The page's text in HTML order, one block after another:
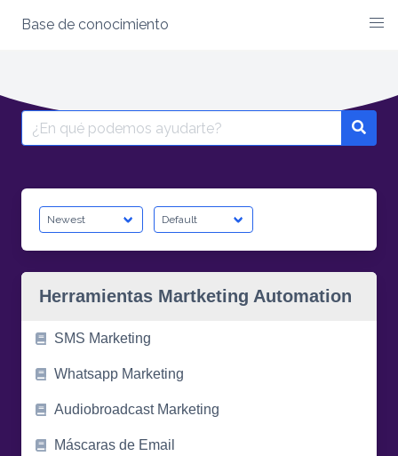
content
Base de conocimiento
Search
for:
Herramientas Martketing Automation
SMS Marketing
Whatsapp Marketing
Audiobroadcast Marketing
Máscaras de Email